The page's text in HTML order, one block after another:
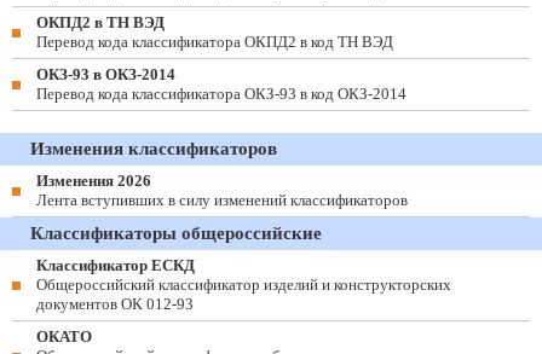
ОКПД2 в ТН ВЭД
Перевод кода классификатора ОКПД2 в код ТН ВЭД
ОКЗ-93 в ОКЗ-2014
Перевод кода классификатора ОКЗ-93 в код ОКЗ-2014
Изменения классификаторов
Изменения 2026
Лента вступивших в силу изменений классификаторов
Классификаторы общероссийские
Классификатор ЕСКД
Общероссийский классификатор изделий и конструкторских
документов ОК 012-93
ОКАТО